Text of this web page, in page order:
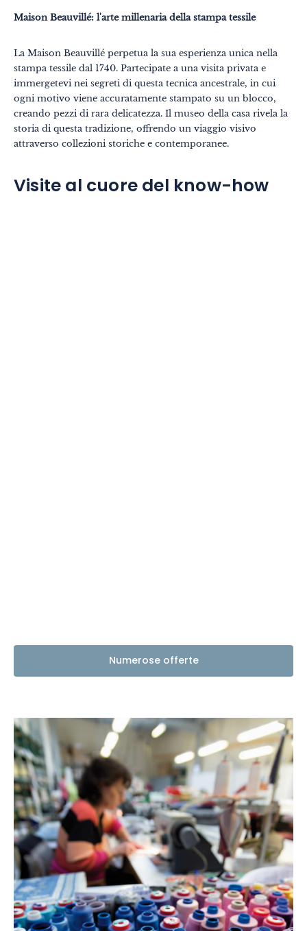
Maison Beauvillé: l'arte millenaria della stampa tessile
La Maison Beauvillé perpetua la sua esperienza unica nella
stampa tessile dal 1740. Partecipate a una visita privata e
immergetevi nei segreti di questa tecnica ancestrale, in cui
ogni motivo viene accuratamente stampato su un blocco,
creando pezzi di rara delicatezza. Il museo della casa rivela la
storia di questa tradizione, offrendo un viaggio visivo
attraverso collezioni storiche e contemporanee.
Visite al cuore del know-how
Numerose offerte